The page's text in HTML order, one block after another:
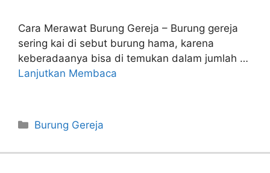
Cara Merawat Burung Gereja – Burung gereja
sering kai di sebut burung hama, karena
keberadaanya bisa di temukan dalam jumlah …
Lanjutkan Membaca
Categories
Burung Gereja